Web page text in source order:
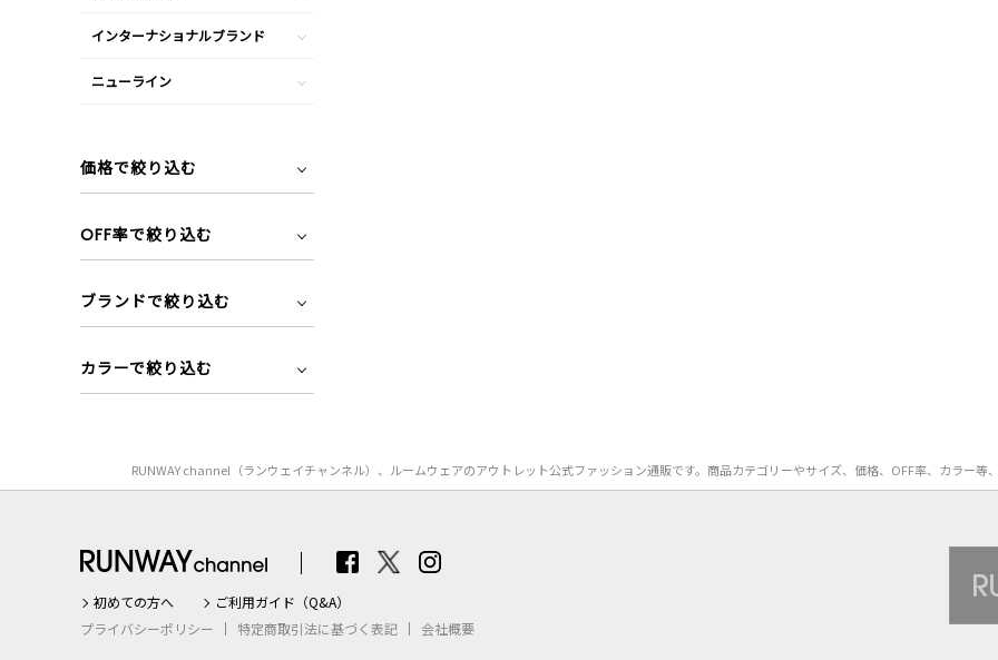
インターナショナルブランド
ニューライン
価格で絞り込む
OFF率で絞り込む
ブランドで絞り込む
カラーで絞り込む
RUNWAY channel（ランウェイチャンネル）、ルームウェアのアウトレット公式ファッション通販です。商品カテゴリーやサイズ、価格、OFF率、カラー
初めての方へ
ご利用ガイド（Q&A）
プライバシーポリシー
特定商取引法に基づく表記 会社概要